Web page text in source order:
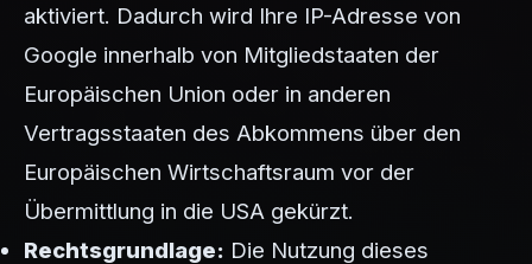
aktiviert. Dadurch wird Ihre IP-Adresse von
Google innerhalb von Mitgliedstaaten der
Europäischen Union oder in anderen
Vertragsstaaten des Abkommens über den
Europäischen Wirtschaftsraum vor der
Übermittlung in die USA gekürzt.
Rechtsgrundlage: Die Nutzung dieses